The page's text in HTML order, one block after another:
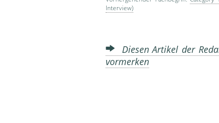
Inter­view)
Diesen Artikel der
vormerken